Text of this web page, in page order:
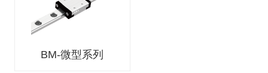
BM-微型系列